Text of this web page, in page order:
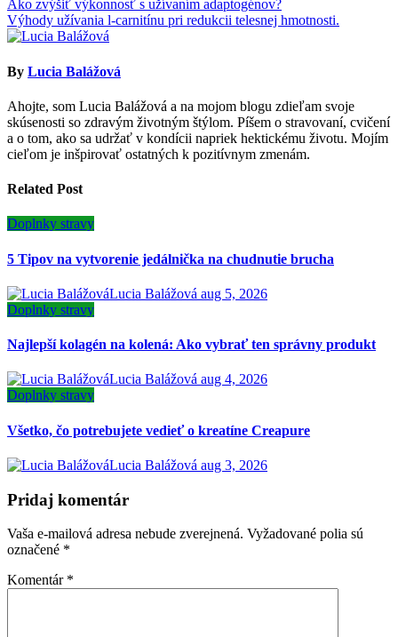
Navigácia
v
Ako zvýšiť výkonnosť s užívaním adaptogénov?
Výhody užívania l-carnitínu pri redukcii telesnej hmotnosti.
By Lucia Balážová
Ahojte, som Lucia Balážová a na mojom blogu zdieľam svoje
skúsenosti so zdravým životným štýlom. Píšem o stravovaní, cvičení
a o tom, ako sa udržať v kondícii napriek hektickému životu. Mojím
cieľom je inšpirovať ostatných k pozitívnym zmenám.
Related Post
Doplnky stravy
5 Tipov na vytvorenie jedálnička na chudnutie brucha
Lucia Balážová aug 5, 2026
Doplnky stravy
Najlepší kolagén na kolená: Ako vybrať ten správny produkt
Lucia Balážová aug 4, 2026
Doplnky stravy
Všetko, čo potrebujete vedieť o kreatíne Creapure
Lucia Balážová aug 3, 2026
Pridaj komentár
Vaša e-mailová adresa nebude zverejnená. Vyžadované polia sú
označené *
Komentár *